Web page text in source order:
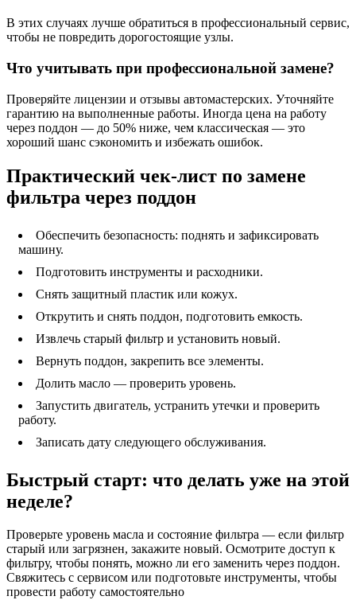
В этих случаях лучше обратиться в профессиональный сервис,
чтобы не повредить дорогостоящие узлы.
Что учитывать при профессиональной замене?
Проверяйте лицензии и отзывы автомастерских. Уточняйте
гарантию на выполненные работы. Иногда цена на работу
через поддон — до 50% ниже, чем классическая — это
хороший шанс сэкономить и избежать ошибок.
Практический чек-лист по замене
фильтра через поддон
Обеспечить безопасность: поднять и зафиксировать
машину.
Подготовить инструменты и расходники.
Снять защитный пластик или кожух.
Открутить и снять поддон, подготовить емкость.
Извлечь старый фильтр и установить новый.
Вернуть поддон, закрепить все элементы.
Долить масло — проверить уровень.
Запустить двигатель, устранить утечки и проверить
работу.
Записать дату следующего обслуживания.
Быстрый старт: что делать уже на этой
неделе?
Проверьте уровень масла и состояние фильтра — если фильтр
старый или загрязнен, закажите новый. Осмотрите доступ к
фильтру, чтобы понять, можно ли его заменить через поддон.
Свяжитесь с сервисом или подготовьте инструменты, чтобы
провести работу самостоятельно